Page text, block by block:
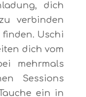
dich
verbinden
Uschi
dich vom
mehrmals
Sessions
ein in